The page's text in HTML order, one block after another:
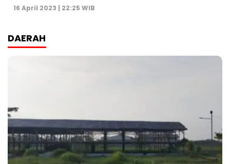
16 April 2023 | 22:25 WIB
DAERAH